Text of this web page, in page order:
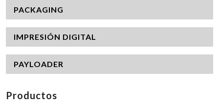
PACKAGING
IMPRESIÓN DIGITAL
PAYLOADER
Productos